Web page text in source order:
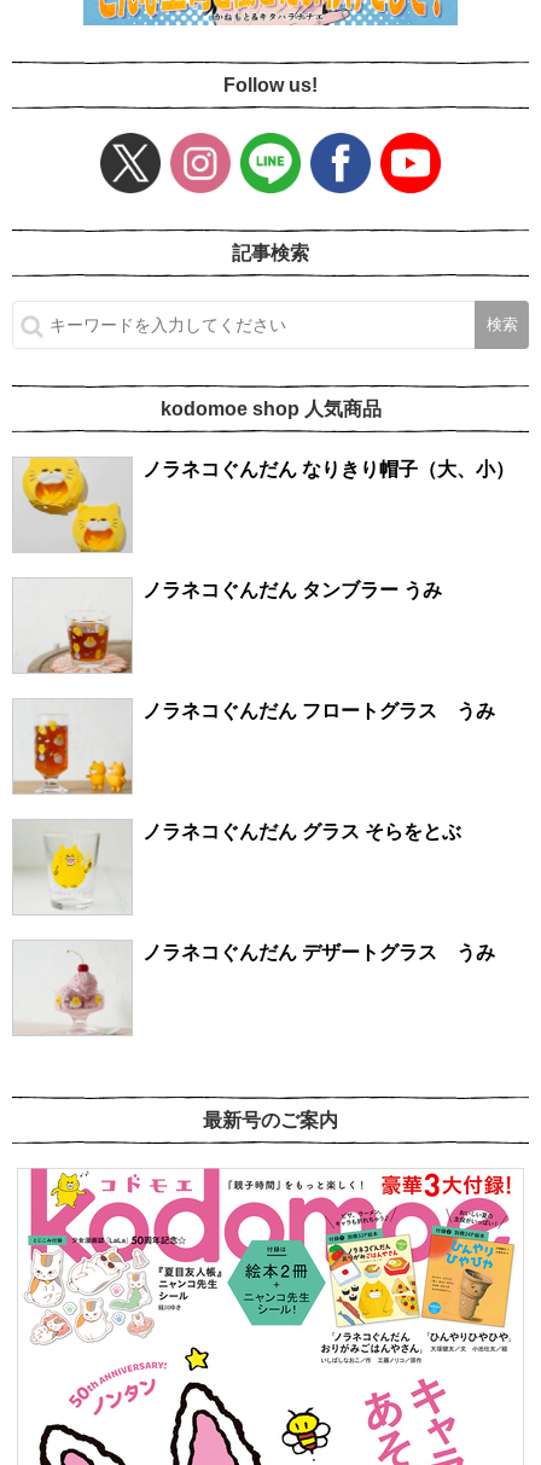
Follow us!
記事検索
kodomoe shop 人気商品
ノラネコぐんだん なりきり帽子（大、小）
ノラネコぐんだん タンブラー うみ
ノラネコぐんだん フロートグラス うみ
ノラネコぐんだん グラス そらをとぶ
ノラネコぐんだん デザートグラス うみ
最新号のご案内